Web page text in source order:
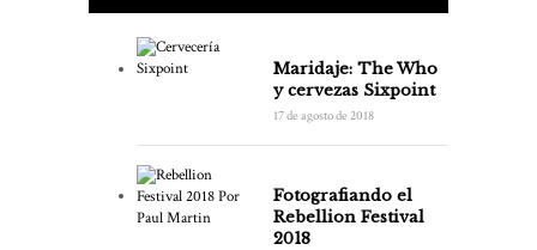
Maridaje: The Who
y cervezas Sixpoint
17 de agosto de 2018
Fotografiando el
Rebellion Festival
2018